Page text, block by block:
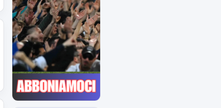
Espugnato Bogliasco:
Sampdoria 1 - Novara
2
terzo successo estivo
per gli azzurri di
Birindelli
Sampdoria-Novara: le
formazioni ufficiali!
Assenti Da Graca e
Lanini per